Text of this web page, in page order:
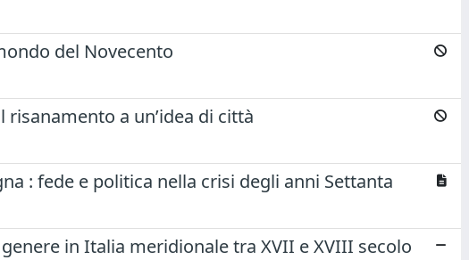
del Novecento
a un’idea di città
: fede e politica nella crisi degli anni Settanta
in Italia meridionale tra XVII e XVIII secolo